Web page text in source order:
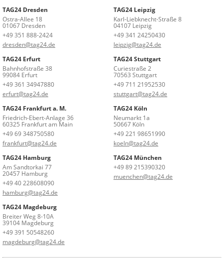
TAG24 Dresden
Ostra-Allee 18
01067 Dresden
+49 351 888-2424
dresden@tag24.de
TAG24 Leipzig
Karl-Liebknecht-Straße 8
04107 Leipzig
+49 341 24250430
leipzig@tag24.de
TAG24 Erfurt
Bahnhofstraße 38
99084 Erfurt
+49 361 34947880
erfurt@tag24.de
TAG24 Stuttgart
Curiestraße 2
70563 Stuttgart
+49 711 21952530
stuttgart@tag24.de
TAG24 Frankfurt a. M.
Friedrich-Ebert-Anlage 36
60325 Frankfurt am Main
+49 69 348750580
frankfurt@tag24.de
TAG24 Köln
Neumarkt 1a
50667 Köln
+49 221 98651990
koeln@tag24.de
TAG24 Hamburg
Am Sandtorkai 77
20457 Hamburg
+49 40 228608090
hamburg@tag24.de
TAG24 München
+49 89 215390320
muenchen@tag24.de
TAG24 Magdeburg
Breiter Weg 8-10A
39104 Magdeburg
+49 391 50548260
magdeburg@tag24.de